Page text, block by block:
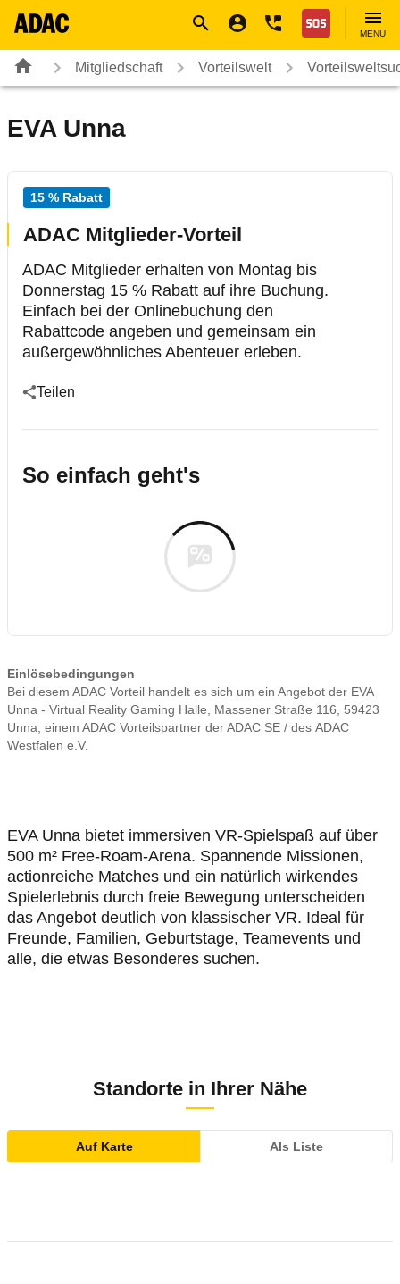
Nothilfe
MENÜ
Mitgliedschaft Vorteilswelt
EVA Unna
15 % Rabatt
ADAC Mitglieder-Vorteil
ADAC Mitglieder erhalten von Montag bis
Donnerstag 15 % Rabatt auf ihre Buchung.
Einfach bei der Onlinebuchung den
Rabattcode angeben und gemeinsam ein
außergewöhnliches Abenteuer erleben.
Teilen
So einfach geht's
Einlösebedingungen
Bei diesem ADAC Vorteil handelt es sich um ein Angebot der EVA
Unna - Virtual Reality Gaming Halle, Massener Straße 116, 59423
Unna, einem ADAC Vorteilspartner der ADAC SE / des ADAC
Westfalen e.V.
EVA Unna bietet immersiven VR‑Spielspaß auf über
500 m² Free‑Roam‑Arena. Spannende Missionen,
actionreiche Matches und ein natürlich wirkendes
Spielerlebnis durch freie Bewegung unterscheiden
das Angebot deutlich von klassischer VR. Ideal für
Freunde, Familien, Geburtstage, Teamevents und
alle, die etwas Besonderes suchen.
Standorte in Ihrer Nähe
Auf Karte Als Liste